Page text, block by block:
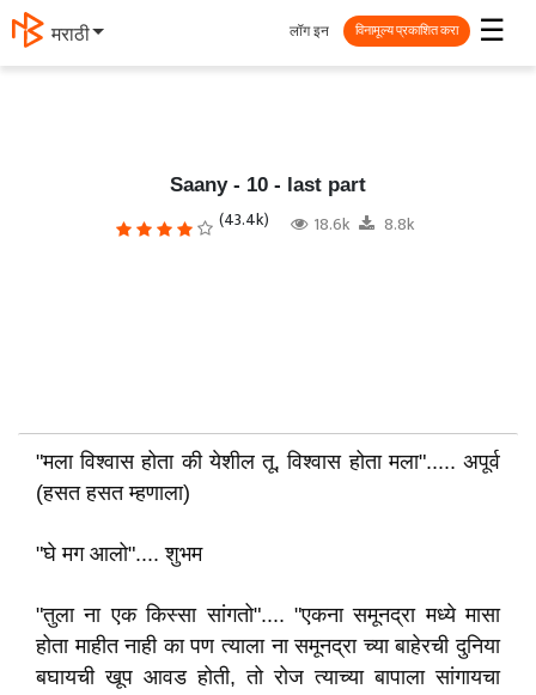
தமிழ் ☰
लॉग इन विनामूल्य प्रकाशित करा
Saany - 10 - last part
(43.4k) 18.6k 8.8k
"मला विश्वास होता की येशील तू, विश्वास होता मला"..... अपूर्व
(हसत हसत म्हणाला)
"घे मग आलो".... शुभम
"तुला ना एक किस्सा सांगतो".... "एकना समूनद्रा मध्ये मासा
होता माहीत नाही का पण त्याला ना समूनद्रा च्या बाहेरची दुनिया
बघायची खूप आवड होती, तो रोज त्याच्या बापाला सांगायचा